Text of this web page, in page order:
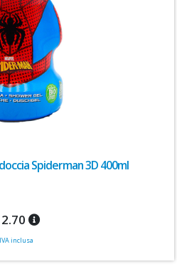
Spiderman 3D 400ml
IVA inclusa